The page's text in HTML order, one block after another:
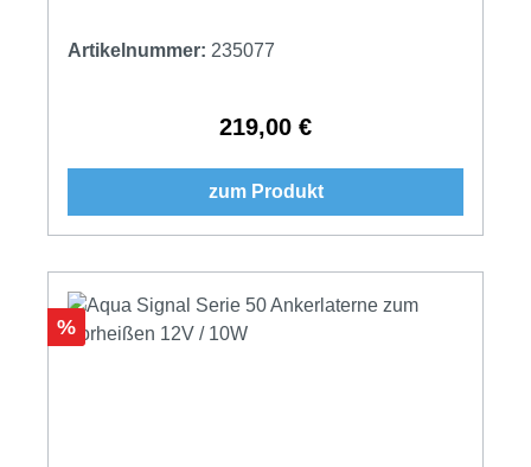
Artikelnummer: 235077
Regulärer Preis:
219,00 €
zum Produkt
Rabatt
%